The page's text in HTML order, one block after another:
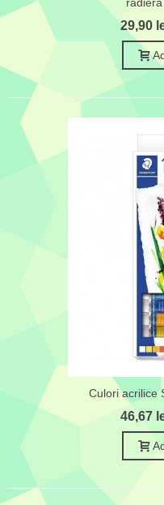
29,90
Culori acrilice
46,67